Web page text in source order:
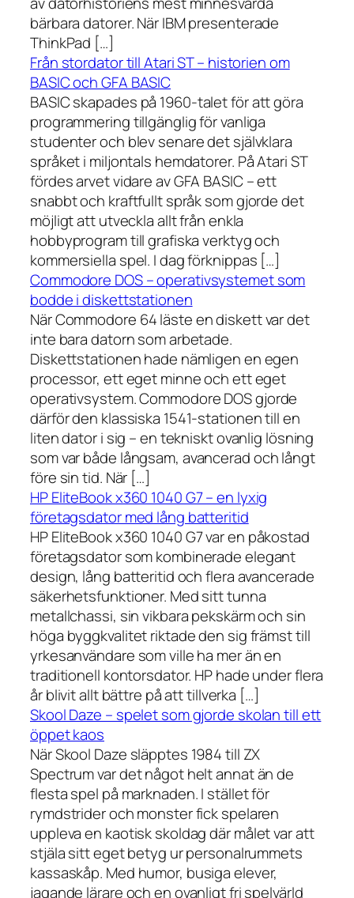
bärbara datorer. När IBM presenterade
ThinkPad […]
Från stordator till Atari ST – historien om
BASIC och GFA BASIC
BASIC skapades på 1960-talet för att göra
programmering tillgänglig för vanliga
studenter och blev senare det självklara
språket i miljontals hemdatorer. På Atari ST
fördes arvet vidare av GFA BASIC – ett
snabbt och kraftfullt språk som gjorde det
möjligt att utveckla allt från enkla
hobbyprogram till grafiska verktyg och
kommersiella spel. I dag förknippas […]
Commodore DOS – operativsystemet som
bodde i diskettstationen
När Commodore 64 läste en diskett var det
inte bara datorn som arbetade.
Diskettstationen hade nämligen en egen
processor, ett eget minne och ett eget
operativsystem. Commodore DOS gjorde
därför den klassiska 1541-stationen till en
liten dator i sig – en tekniskt ovanlig lösning
som var både långsam, avancerad och långt
före sin tid. När […]
HP EliteBook x360 1040 G7 – en lyxig
företagsdator med lång batteritid
HP EliteBook x360 1040 G7 var en påkostad
företagsdator som kombinerade elegant
design, lång batteritid och flera avancerade
säkerhetsfunktioner. Med sitt tunna
metallchassi, sin vikbara pekskärm och sin
höga byggkvalitet riktade den sig främst till
yrkesanvändare som ville ha mer än en
traditionell kontorsdator. HP hade under flera
år blivit allt bättre på att tillverka […]
Skool Daze – spelet som gjorde skolan till ett
öppet kaos
När Skool Daze släpptes 1984 till ZX
Spectrum var det något helt annat än de
flesta spel på marknaden. I stället för
rymdstrider och monster fick spelaren
uppleva en kaotisk skoldag där målet var att
stjäla sitt eget betyg ur personalrummets
kassaskåp. Med humor, busiga elever,
jagande lärare och en ovanligt fri spelvärld